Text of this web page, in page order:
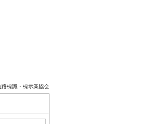
標識・標示業協会